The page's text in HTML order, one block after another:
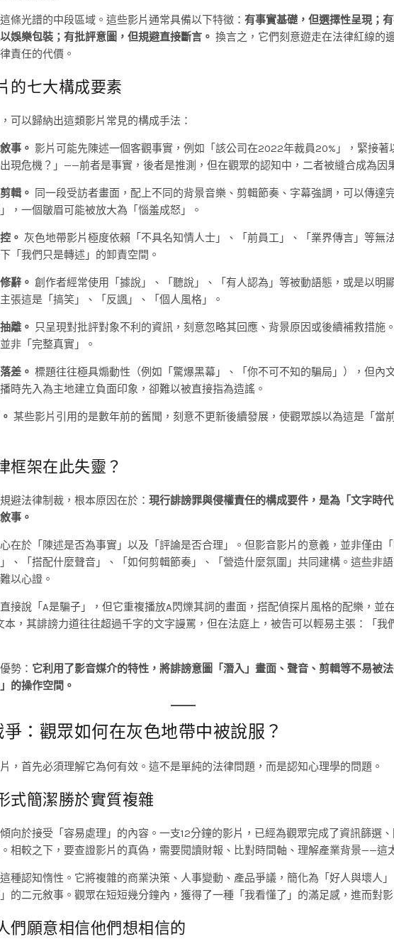
條光譜的中段區域。這些影片通常具備以下特徵： 有事實基礎，但選擇性呈現；
娛樂包裝；有批評意圖，但規避直接斷言。 換言之，它們刻意遊走在法律紅線的
責任的代價。
的七大構成要素
可以歸納出這類影片常見的構成手法：
事。 影片可能先陳述一個客觀事實，例如「該公司在2022年裁員20%」，緊接著
現危機？」——前者是事實，後者是推測，但在觀眾的認知中，二者被縫合成為因
輯。 同一段受訪者畫面，配上不同的背景音樂、剪輯節奏、字幕強調，可以傳達
，一個皺眉可能被放大為「惱羞成怒」。
。 灰色地帶影片極度依賴「不具名知情人士」、「前員工」、「業界傳言」等無
「我們只是轉述」的卸責空間。
辭。 創作者經常使用「據說」、「聽說」、「有人認為」等被動語態，或是以明
張這是「搞笑」、「反諷」、「個人風格」。
離。 只呈現對批評對象不利的資訊，刻意忽略其回應、背景原因或後續補救措施
非「完整真實」。
差。 標題往往極具煽動性（例如「驚爆黑幕」、「你不可不知的騙局」），但內
時先入為主地建立負面印象，卻難以被直接指為造謠。
某些影片引用的是數年前的舊聞，刻意不更新後續發展，使觀眾誤以為這是「當
框架在此失靈？
避法律制裁，根本原因在於： 現行誹謗罪與侵權責任的構成要件，是為「文字時
事。
在於「陳述是否為事實」以及「評論是否合理」。但影音影片的意義，並非僅由
、「搭配什麼聲音」、「如何剪輯節奏」、「營造什麼氛圍」共同建構。這些非
以心證。
接說「A是騙子」，但它重複播放A閃爍其詞的畫面，搭配偵探片風格的配樂，並
，其誹謗力道往往超過千字的文字謾罵，但在法庭上，被告可以輕易主張：「我
勢： 它利用了影音媒介的特性，將誹謗意圖「潛入」畫面、聲音、剪輯等不易被
的操作空間。
：觀眾如何在灰色地帶中被說服？
，首先必須理解它為何有效。這不是單純的法律問題，而是認知心理學的問題。
式簡潔勝於實質複雜
向於接受「容易處理」的內容。一支12分鐘的影片，已經為觀眾完成了資訊篩選
相較之下，要查證影片的真偽，需要閱讀財報、比對時間軸、理解產業背景——這
種認知惰性。它將複雜的商業決策、人事變動、產品爭議，簡化為「好人與壞人
的二元敘事。觀眾在短短幾分鐘內，獲得了一種「我看懂了」的滿足感，進而對影
們願意相信他們想相信的